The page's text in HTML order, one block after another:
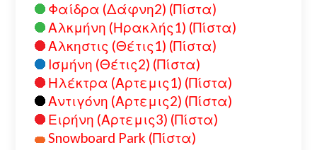
Φαίδρα (Δάφνη2) (Πίστα)
Αλκμήνη (Ηρακλής1) (Πίστα)
Αλκηστις (Θέτις1) (Πίστα)
Ισμήνη (Θέτις2) (Πίστα)
Ηλέκτρα (Αρτεμις1) (Πίστα)
Αντιγόνη (Αρτεμις2) (Πίστα)
Ειρήνη (Αρτεμις3) (Πίστα)
Snowboard Park (Πίστα)